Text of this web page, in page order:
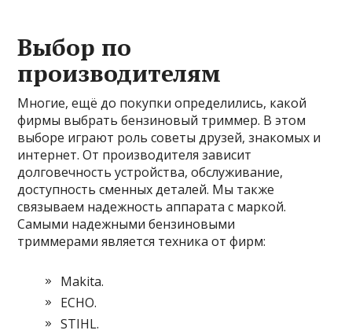
Выбор по
производителям
Многие, ещё до покупки определились, какой
фирмы выбрать бензиновый триммер. В этом
выборе играют роль советы друзей, знакомых и
интернет. От производителя зависит
долговечность устройства, обслуживание,
доступность сменных деталей. Мы также
связываем надежность аппарата с маркой.
Самыми надежными бензиновыми
триммерами является техника от фирм:
Makita.
ECHO.
STIHL.